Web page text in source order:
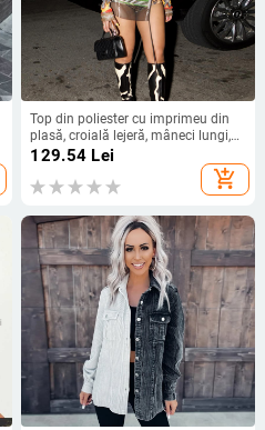
Top din poliester cu imprimeu din
plasă, croială lejeră, mâneci lungi,
bretele asimetrice și despicare, T-
129.54 Lei
add_shopping_cart